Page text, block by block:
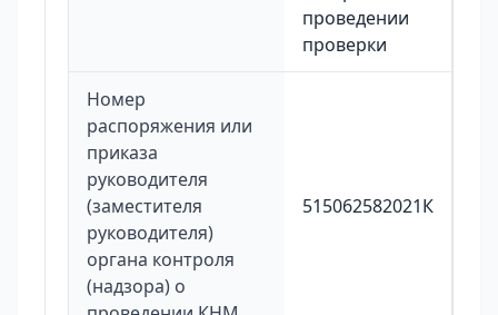
проведении
проверки
Номер
распоряжения или
приказа
руководителя
(заместителя
руководителя)
органа контроля
(надзора) о
515062582021К